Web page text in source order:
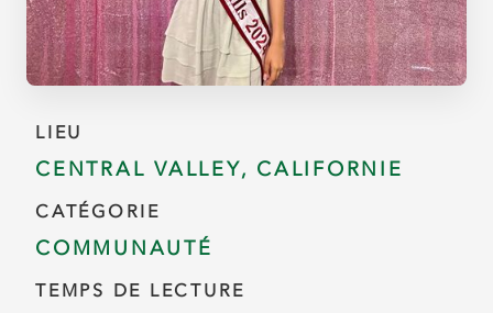
LIEU
CENTRAL VALLEY, CALIFORNIE
CATÉGORIE
COMMUNAUTÉ
TEMPS DE LECTURE